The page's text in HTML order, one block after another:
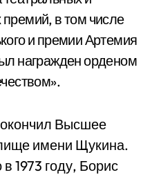
в том числе
и премии Артемия
награжден орденом
окончил Высшее
имени Щукина.
1973 году, Борис